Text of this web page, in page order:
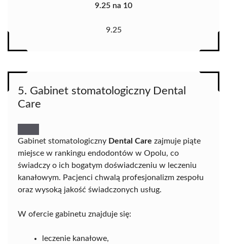
9.25 na 10
9.25
5. Gabinet stomatologiczny Dental
Care
Gabinet stomatologiczny Dental Care zajmuje piąte
miejsce w rankingu endodontów w Opolu, co
świadczy o ich bogatym doświadczeniu w leczeniu
kanałowym. Pacjenci chwalą profesjonalizm zespołu
oraz wysoką jakość świadczonych usług.
W ofercie gabinetu znajduje się:
leczenie kanałowe,